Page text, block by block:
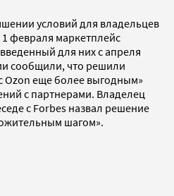
условий для владельцев
1 февраля маркетплейс
для них с апреля
сообщили, что решили
Ozon еще более выгодным»
с партнерами. Владелец
с Forbes назвал решение
шагом».